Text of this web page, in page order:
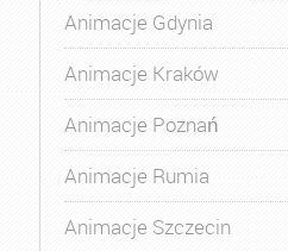
Animacje Gdynia
Animacje Kraków
Animacje Poznań
Animacje Rumia
Animacje Szczecin